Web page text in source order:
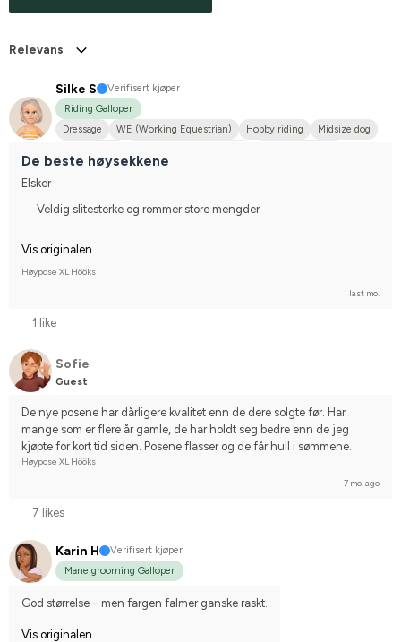
Relevans
Silke S
Verifisert kjøper
Riding Galloper
Dressage
WE (Working Equestrian) Hobby riding
Midsize dog
De beste høysekkene
Elsker
Veldig slitesterke og rommer store mengder
Vis originalen
Høypose XL Hööks
last mo.
1 like
Sofie
Guest
De nye posene har dårligere kvalitet enn de dere solgte før. Har
mange som er flere år gamle, de har holdt seg bedre enn de jeg
kjøpte for kort tid siden. Posene flasser og de får hull i sømmene.
Høypose XL Hööks
7 mo. ago
7 likes
Karin H
Verifisert kjøper
Mane grooming Galloper
God størrelse – men fargen falmer ganske raskt.
Vis originalen